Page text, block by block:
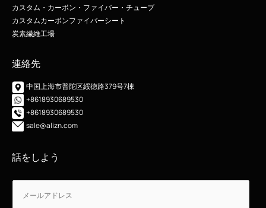
カスタム・カーボン・ファイバー・チューブ
カスタムカーボンファイバーシート
炭素繊維工場
連絡先
中国上海市普陀区綏徳路379号7棟
+8618930689530
+8618930689530
sale@alizn.com
話をしよう
電